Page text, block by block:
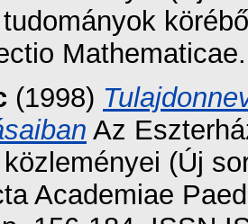
(1998)
Az
(Új
Academiae